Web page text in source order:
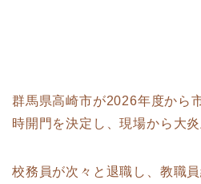
群馬県高崎市が2026年度から
時開門を決定し、現場から大炎
校務員が次々と退職し、教職